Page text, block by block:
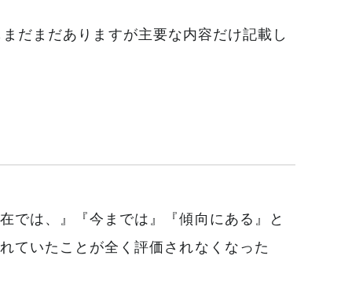
だまだありますが主要な内容だけ記載し
では、』『今までは』『傾向にある』と
ていたことが全く評価されなくなった